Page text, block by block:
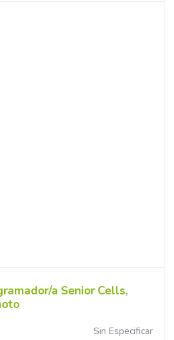
a Senior Cells,
Sin Especificar